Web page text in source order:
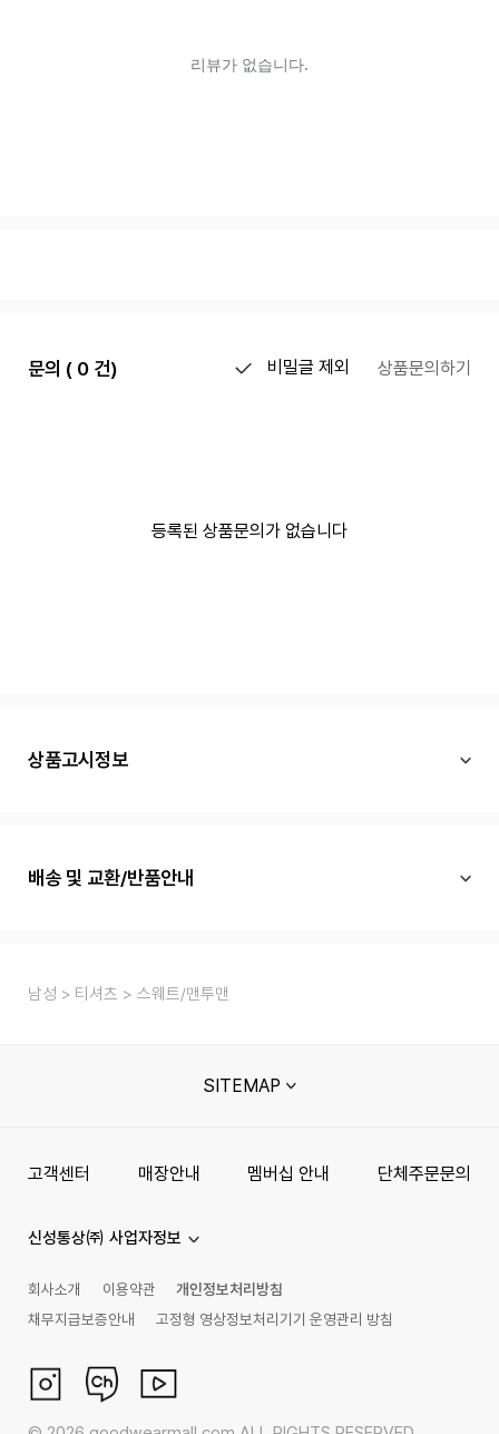
문의 ( 0 건) 비밀글 제외 상품문의하기
등록된 상품문의가 없습니다
상품고시정보
배송 및 교환/반품안내
남성 티셔츠 스웨트/맨투맨
SITEMAP
고객센터 매장안내 멤버십 안내 단체주문문의
신성통상㈜ 사업자정보
회사소개 이용약관
개인정보처리방침
채무지급보증안내
고정형 영상정보처리기기 운영관리 방침